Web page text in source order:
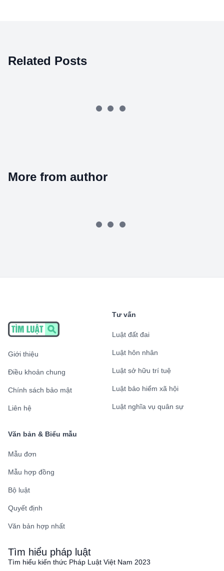
Related Posts
More from author
Giới thiệu
Điều khoản chung
Chính sách bảo mật
Liên hệ
Tư vấn
Luật đất đai
Luật hôn nhân
Luật sở hữu trí tuệ
Luật bảo hiểm xã hội
Luật nghĩa vụ quân sự
Văn bản & Biểu mẫu
Mẫu đơn
Mẫu hợp đồng
Bộ luật
Quyết định
Văn bản hợp nhất
Tìm hiểu pháp luật
Tìm hiểu kiến thức Pháp Luật Việt Nam 2023